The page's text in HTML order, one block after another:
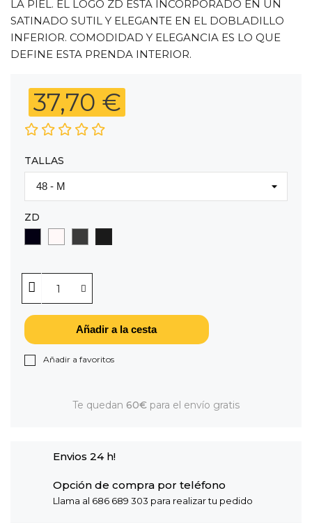
LA PIEL. EL LOGO ZD ESTÁ INCORPORADO EN UN
SATINADO SUTIL Y ELEGANTE EN EL DOBLADILLO
INFERIOR. COMODIDAD Y ELEGANCIA ES LO QUE
DEFINE ESTA PRENDA INTERIOR.
37,70 €
TALLAS
ZD
Añadir a la cesta
Añadir a favoritos
Te quedan 60€ para el envío gratis
Envios 24 h!
Opción de compra por teléfono
Llama al 686 689 303 para realizar tu pedido